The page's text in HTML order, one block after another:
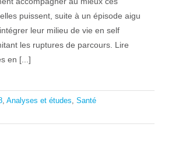
puissent, suite à un épisode aigu
leur milieu de vie en self
les ruptures de parcours. Lire
en [...]
Analyses et études Santé